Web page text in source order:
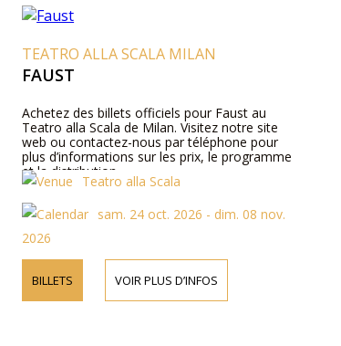
TEATRO ALLA SCALA MILAN
FAUST
Achetez des billets officiels pour Faust au
Teatro alla Scala de Milan. Visitez notre site
web ou contactez-nous par téléphone pour
plus d’informations sur les prix, le programme
et la distribution.
Teatro alla Scala
sam. 24 oct. 2026 - dim. 08 nov.
2026
BILLETS VOIR PLUS D’INFOS